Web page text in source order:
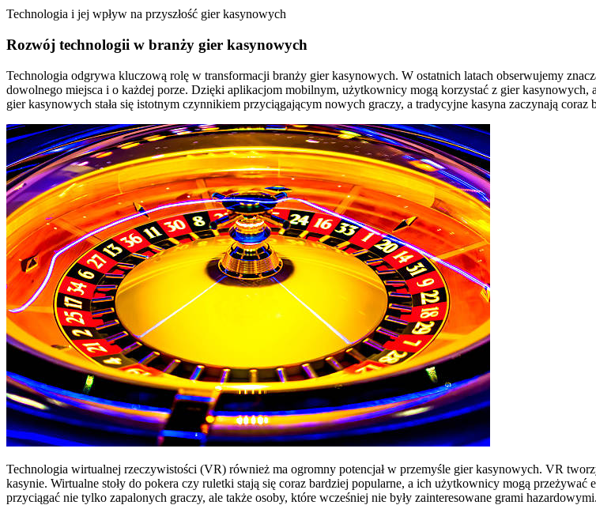
Technologia i jej wpływ na przyszłość gier kasynowych
Rozwój technologii w branży gier kasynowych
Technologia odgrywa kluczową rolę w transformacji branży gier kasynowych. W ostatnich latach obserwujemy
dowolnego miejsca i o każdej porze. Dzięki aplikacjom mobilnym, użytkownicy mogą korzystać z gier kasynowych,
gier kasynowych stała się istotnym czynnikiem przyciągającym nowych graczy, a tradycyjne kasyna zaczynają coraz
Technologia wirtualnej rzeczywistości (VR) również ma ogromny potencjał w przemyśle gier kasynowych. VR
kasynie. Wirtualne stoły do pokera czy ruletki stają się coraz bardziej popularne, a ich użytkownicy mogą
przyciągać nie tylko zapalonych graczy, ale także osoby, które wcześniej nie były zainteresowane grami hazardowymi.